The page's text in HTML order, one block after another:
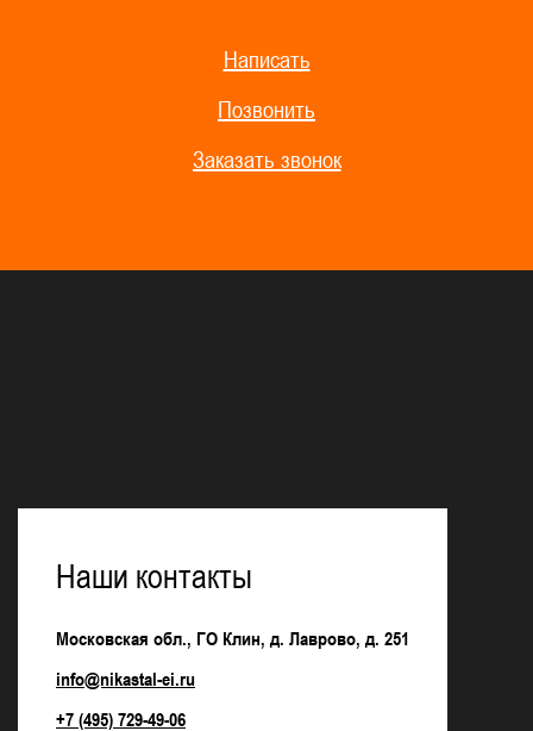
Написать
Позвонить
Заказать звонок
Наши контакты
Московская обл., ГО Клин, д. Лаврово, д. 251
info@nikastal-ei.ru
+7 (495) 729-49-06